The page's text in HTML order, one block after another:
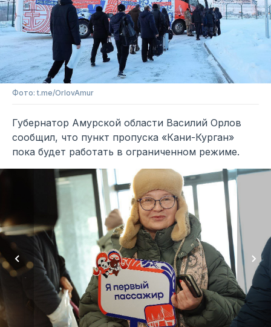
Фото: t.me/OrlovAmur
Губернатор Амурской области Василий Орлов
сообщил, что пункт пропуска «Кани-Курган»
пока будет работать в ограниченном режиме.